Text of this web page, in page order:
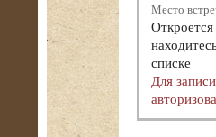
Место
списке
Для